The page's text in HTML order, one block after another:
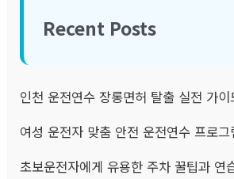
Recent Posts
인천 운전연수 장롱면허 탈출 실전 가이
여성 운전자 맞춤 안전 운전연수 프로그
초보운전자에게 유용한 주차 꿀팁과 연